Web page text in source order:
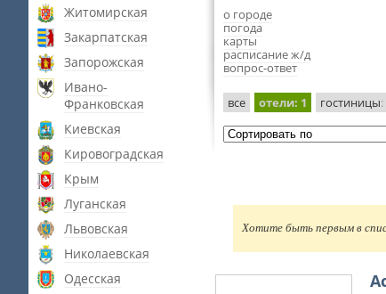
Житомирская
Закарпатская
Запорожская
Ивано-
Франковская
Киевская
Кировоградская
Крым
Луганская
Львовская
Николаевская
Одесская
о городе
погода
карты
расписание ж/д
вопрос-ответ
все отели: 1 гостиницы
Хотите быть первым в